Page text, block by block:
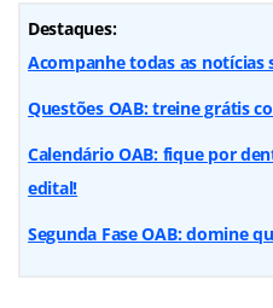
Destaques:
Acompanhe todas as notícias
Questões OAB: treine grátis
Calendário OAB: fique por
edital!
Segunda Fase OAB: domine